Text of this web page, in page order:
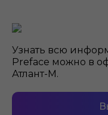
Узнать всю
Preface можно в
Атлант-М.